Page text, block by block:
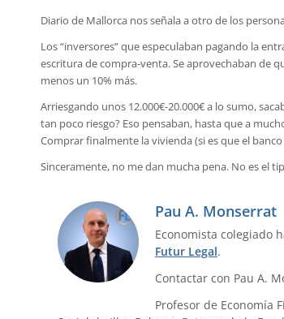
Diario de Mallorca nos señala a otro de los
Los “inversores” que especulaban pagando la
escritura de compra-venta. Se aprovechaban de
menos un 10% más.
Arriesgando unos 12.000€-20.000€ a lo sumo,
tan poco riesgo? Eso pensaban, hasta que a
Comprar finalmente la vivienda (si es que el
Sinceramente, no me dan mucha pena. No es el
Pau A. Monserrat
Economista colegiado
Futur Legal.
Contactar con Pau A.
Profesor de Economía